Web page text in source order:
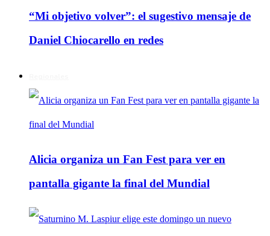
“Mi objetivo volver”: el sugestivo mensaje de
Daniel Chiocarello en redes
Alicia organiza un Fan Fest para ver en
pantalla gigante la final del Mundial